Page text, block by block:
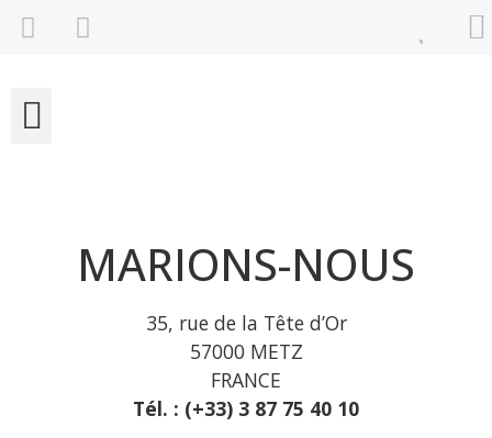
MARIONS-NOUS
35, rue de la Tête d’Or
57000 METZ
FRANCE
Tél. : (+33) 3 87 75 40 10